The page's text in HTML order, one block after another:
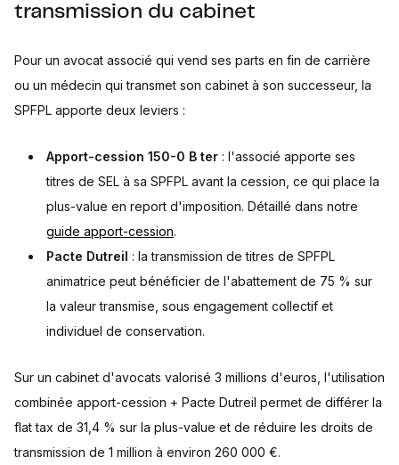
transmission du cabinet
Pour un avocat associé qui vend ses parts en fin de carrière
ou un médecin qui transmet son cabinet à son successeur, la
SPFPL apporte deux leviers :
Apport-cession 150-0 B ter : l'associé apporte ses
titres de SEL à sa SPFPL avant la cession, ce qui place la
plus-value en report d'imposition. Détaillé dans notre
guide apport-cession.
Pacte Dutreil : la transmission de titres de SPFPL
animatrice peut bénéficier de l'abattement de 75 % sur
la valeur transmise, sous engagement collectif et
individuel de conservation.
Sur un cabinet d'avocats valorisé 3 millions d'euros, l'utilisation
combinée apport-cession + Pacte Dutreil permet de différer la
flat tax de 31,4 % sur la plus-value et de réduire les droits de
transmission de 1 million à environ 260 000 €.